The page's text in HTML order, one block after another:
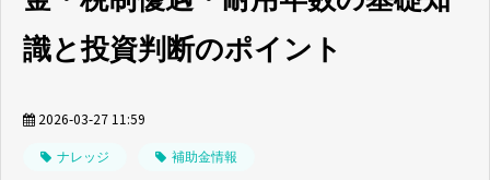
識と投資判断のポイント
2026-03-27 11:59
ナレッジ 補助金情報